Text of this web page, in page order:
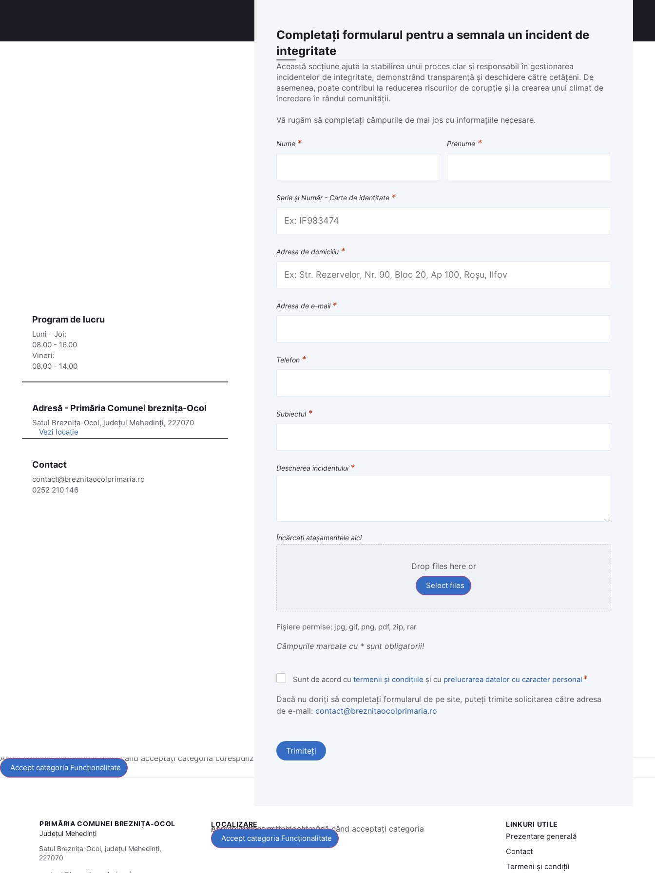
Program de lucru
Luni - Joi:
08.00 - 16.00
Vineri:
08.00 - 14.00
Adresă - Primăria Comunei breznița-Ocol
Satul Breznița-Ocol, județul Mehedinți, 227070
Vezi locație
Contact
contact@breznitaocolprimaria.ro
0252 210 146
Completați formularul pentru a semnala un incident de
integritate
Această secțiune ajută la stabilirea unui proces clar și responsabil în gestionarea
incidentelor de integritate, demonstrând transparență și deschidere către cetățeni. De
asemenea, poate contribui la reducerea riscurilor de corupție și la crearea unui climat de
încredere în rândul comunității.
Vă rugăm să completați câmpurile de mai jos cu informațiile necesare.
Nume * Prenume *
Serie și Număr - Carte de identitate *
Adresa de domiciliu *
Adresa de e-mail *
Telefon *
Subiectul *
Descrierea incidentului *
Încărcați atașamentele aici
Drop files here or
Select files
Fișiere permise: jpg, gif, png, pdf, zip, rar
Câmpurile marcate cu * sunt obligatorii!
Termeni
Condiții
*
Sunt de acord cu termenii și condițiile și cu prelucrarea datelor cu caracter personal *
Dacă nu doriți să completați formularul de pe site, puteți trimite solicitarea către adresa
de e-mail: contact@breznitaocolprimaria.ro
Acest conținut este blocat până când acceptați categoria corespunzătoare de cookie-uri.
Accept categoria Funcționalitate
PRIMĂRIA COMUNEI BREZNIȚA-OCOL
Județul Mehedinți
Satul Breznița-Ocol, județul Mehedinți,
227070
LOCALIZARE
Acest conținut este blocat până când acceptați categoria corespunzătoare de cookie-uri.
Accept categoria Funcționalitate
LINKURI UTILE
Prezentare generală
Contact
Termeni și condiții